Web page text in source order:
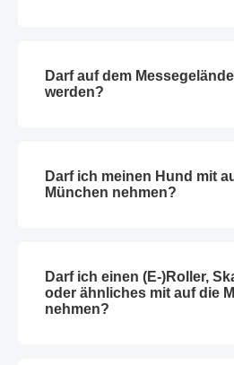
Darf auf dem
werden?
Darf ich meinen Hund mit
München nehmen?
Darf ich einen (E-)Roller,
oder ähnliches mit auf die
nehmen?